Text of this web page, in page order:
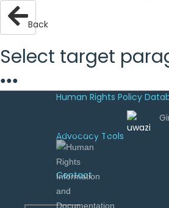
Human Rights Policy
Advocacy Tools
Contact
Back
Select target
●●●
developed by